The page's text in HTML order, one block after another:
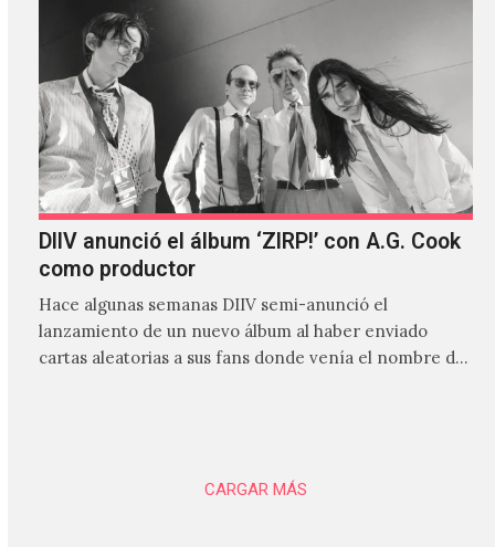
DIIV anunció el álbum ‘ZIRP!’ con A.G. Cook
como productor
Hace algunas semanas DIIV semi-anunció el
lanzamiento de un nuevo álbum al haber enviado
cartas aleatorias a sus fans donde venía el nombre de
CARGAR MÁS